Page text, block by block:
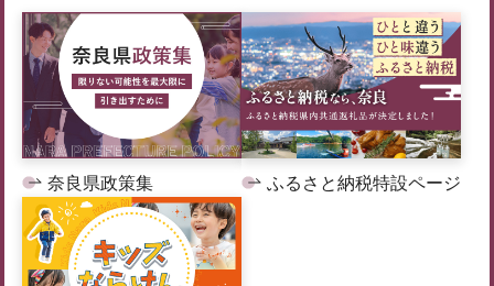
奈良県政策集 ふるさと納税特設ページ